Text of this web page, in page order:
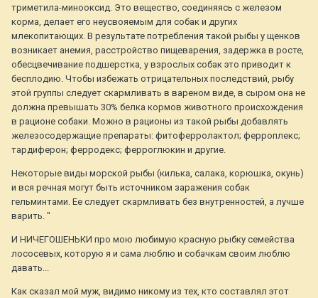
триметила-минооксид. Это вещество, соединяясь с железом
корма, делает его неусвояемым для собак и других
млекопитающих. В результате потребления такой рыбы у щенков
возникает анемия, расстройство пищеварения, задержка в росте,
обесцвечивание подшерстка, у взрослых собак это приводит к
бесплодию. Чтобы избежать отрицательных последствий, рыбу
этой группы следует скармливать в вареном виде, в сыром она не
должна превышать 30% белка кормов животного происхождения
в рационе собаки. Можно в рационы из такой рыбы добавлять
железосодержащие препараты: фитоферролактол; ферроплекс;
тардиферон; ферродекс; ферроглюкин и другие.
Некоторые виды морской рыбы (килька, салака, корюшка, окунь)
и вся речная могут быть источником заражения собак
гельминтами. Ее следует скармливать без внутренностей, а лучше
варить. "
И НИЧЕГОШЕНЬКИ про мою любимую красную рыбку семейства
лососевых, которую я и сама люблю и собачкам своим люблю
давать...
Как сказал мой муж, видимо никому из тех, кто составлял этот